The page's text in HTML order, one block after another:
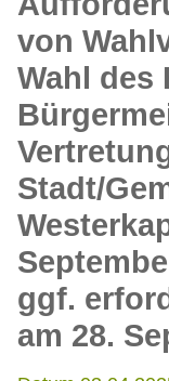
von
Wahl des
Stadt/
ggf.
am 28.